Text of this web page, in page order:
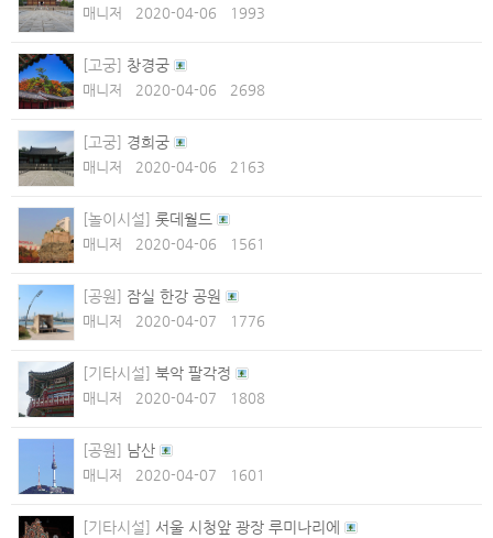
매니저 2020-04-06 1993
[고궁] 창경궁
매니저 2020-04-06 2698
[고궁] 경희궁
매니저 2020-04-06 2163
[놀이시설] 롯데월드
매니저 2020-04-06 1561
[공원] 잠실 한강 공원
매니저 2020-04-07 1776
[기타시설] 북악 팔각정
매니저 2020-04-07 1808
[공원] 남산
매니저 2020-04-07 1601
[기타시설] 서울 시청앞 광장 루미나리에